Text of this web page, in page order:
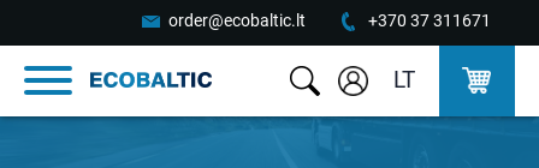
order@ecobaltic.lt +370 37 311671
LT